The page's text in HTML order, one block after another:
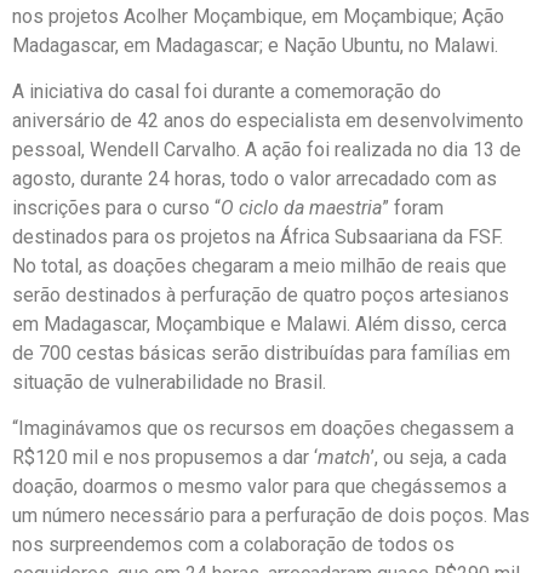
nos projetos Acolher Moçambique, em Moçambique; Ação
Madagascar, em Madagascar; e Nação Ubuntu, no Malawi.
A iniciativa do casal foi durante a comemoração do
aniversário de 42 anos do especialista em desenvolvimento
pessoal, Wendell Carvalho. A ação foi realizada no dia 13 de
agosto, durante 24 horas, todo o valor arrecadado com as
inscrições para o curso “O ciclo da maestria” foram
destinados para os projetos na África Subsaariana da FSF.
No total, as doações chegaram a meio milhão de reais que
serão destinados à perfuração de quatro poços artesianos
em Madagascar, Moçambique e Malawi. Além disso, cerca
de 700 cestas básicas serão distribuídas para famílias em
situação de vulnerabilidade no Brasil.
“Imaginávamos que os recursos em doações chegassem a
R$120 mil e nos propusemos a dar ‘match’, ou seja, a cada
doação, doarmos o mesmo valor para que chegássemos a
um número necessário para a perfuração de dois poços. Mas
nos surpreendemos com a colaboração de todos os